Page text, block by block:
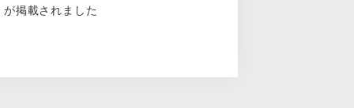
が掲載されました